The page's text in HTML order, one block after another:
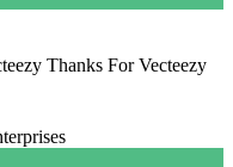
Thanks For Vecteezy